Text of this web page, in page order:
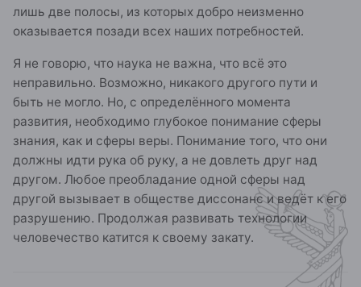
лишь две полосы, из которых добро неизменно
оказывается позади всех наших потребностей.
Я не говорю, что наука не важна, что всё это
неправильно. Возможно, никакого другого пути и
быть не могло. Но, с определённого момента
развития, необходимо глубокое понимание сферы
знания, как и сферы веры. Понимание того, что они
должны идти рука об руку, а не довлеть друг над
другом. Любое преобладание одной сферы над
другой вызывает в обществе диссонанс и ведёт к его
разрушению. Продолжая развивать технологии
человечество катится к своему закату.